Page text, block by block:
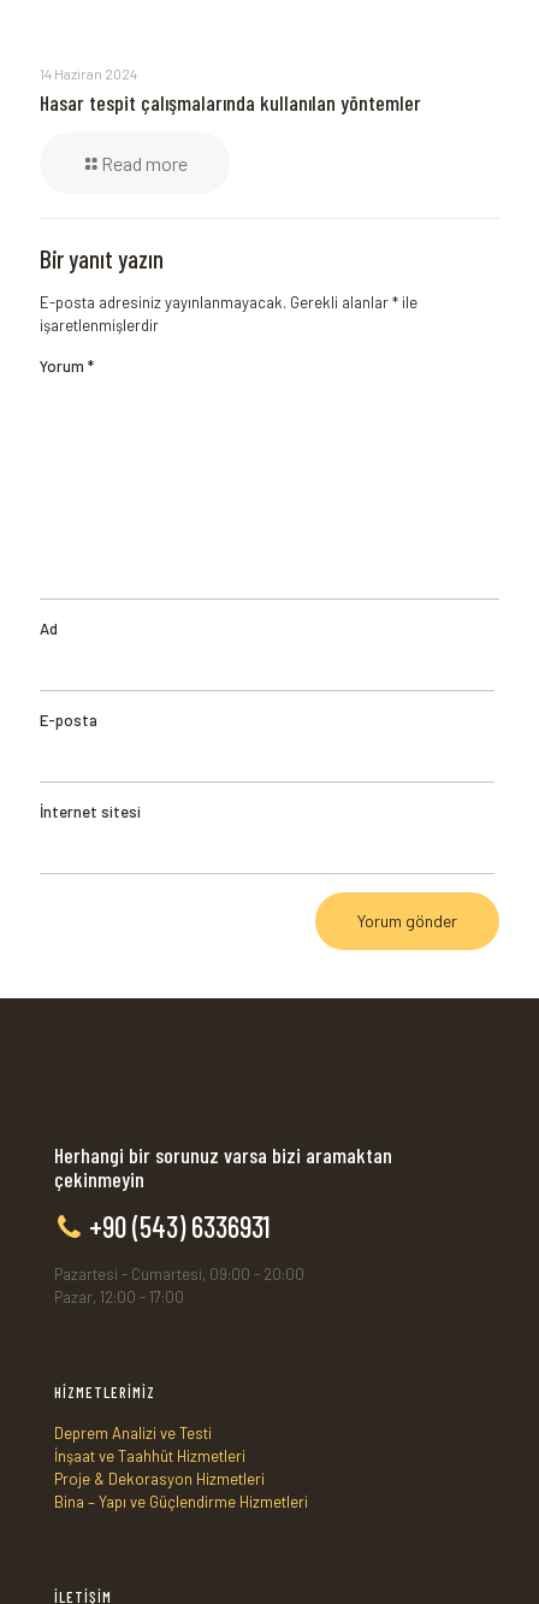
14 Haziran 2024
Hasar tespit çalışmalarında kullanılan yöntemler
Read more
Bir yanıt yazın
E-posta adresiniz yayınlanmayacak. Gerekli alanlar* ile
işaretlenmişlerdir
Yorum *
Ad
E-posta
İnternet sitesi
Herhangi bir sorunuz varsa bizi aramaktan
çekinmeyin
+90 (543) 6336931
Pazartesi - Cumartesi, 09:00 - 20:00
Pazar, 12:00 - 17:00
HİZMETLERİMİZ
Deprem Analizi ve Testi
İnşaat ve Taahhüt Hizmetleri
Proje & Dekorasyon Hizmetleri
Bina – Yapı ve Güçlendirme Hizmetleri
İLETİŞİM